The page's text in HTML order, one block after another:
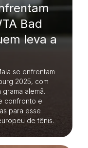
Bad
leva a
se enfrentam
2025, com
alemã.
confronto e
para esse
de tênis.